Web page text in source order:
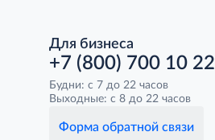
Для бизнеса
+7 (800) 700 10 22
Будни: с 7 до 22 часов
Выходные: с 8 до 22 часов
Форма обратной связи